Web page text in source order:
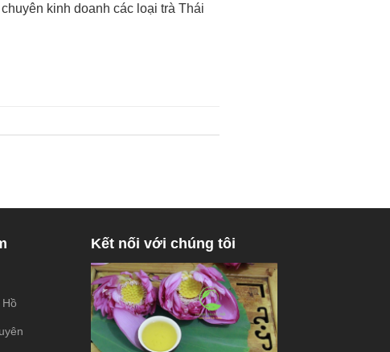
kinh doanh các loại trà Thái
Kết nối với chúng tôi